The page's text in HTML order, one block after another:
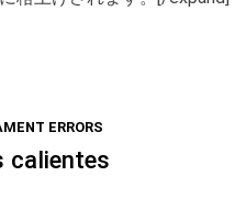
ERRORS
calientes